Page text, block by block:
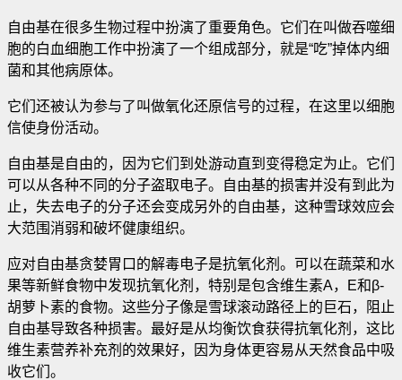
自由基在很多生物过程中扮演了重要角色。它们在叫做吞噬细
胞的白血细胞工作中扮演了一个组成部分，就是“吃”掉体内细
菌和其他病原体。
它们还被认为参与了叫做氧化还原信号的过程，在这里以细胞
信使身份活动。
自由基是自由的，因为它们到处游动直到变得稳定为止。它们
可以从各种不同的分子盗取电子。自由基的损害并没有到此为
止，失去电子的分子还会变成另外的自由基，这种雪球效应会
大范围消弱和破坏健康组织。
应对自由基贪婪胃口的解毒电子是抗氧化剂。可以在蔬菜和水
果等新鲜食物中发现抗氧化剂，特别是包含维生素A，E和β-
胡萝卜素的食物。这些分子像是雪球滚动路径上的巨石，阻止
自由基导致各种损害。最好是从均衡饮食获得抗氧化剂，这比
维生素营养补充剂的效果好，因为身体更容易从天然食品中吸
收它们。